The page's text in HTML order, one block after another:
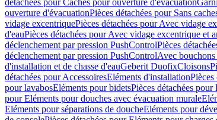
détachées pour Caches pour ouverture d'évacuation
ouverture d'évacuationPièces détachées pour Sans
vidage excentriquePièces détachées pour Avec vidage
d'eauPièces détachées pour Avec vidage excentrique et
déclenchement par pression PushControlPièces
déclenchement par pression PushControlAvec
d'installation et de chasse d'eauGeberit DuofixCloisons
détachées pour AccessoiresEléments d'installationPièces
pour lavabosEléments pour bidetsPièces détachées
pour Eléments pour douches avec évacuation murale
Eléments pour séparations de doucheEléments pour